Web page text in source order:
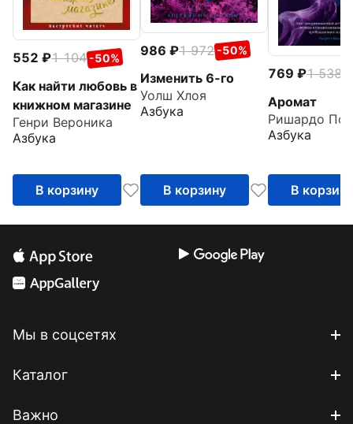
552 1 104 -50%
Как найти любовь в
книжном магазине
Генри Вероника
Азбука
В корзину
986 1 972 -50%
Изменить 6-го
Уолш Хлоя
Азбука
В корзину
769 1 538
Аромат
Ришардо
Азбука
В корзину
Мы в соцсетях
Каталог
Важно